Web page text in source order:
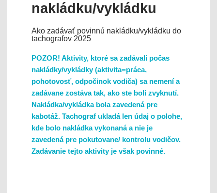
nakládku/vykládku
Ako zadávať povinnú nakládku/vykládku do
tachografov 2025
POZOR! Aktivity, ktoré sa zadávali počas
nakládky/vykládky (aktivita=práca,
pohotovosť, odpočinok vodiča) sa nemení a
zadávane zostáva tak, ako ste boli zvyknutí.
Nakládka/vykládka bola zavedená pre
kabotáž. Tachograf ukladá len údaj o polohe,
kde bolo nakládka vykonaná a nie je
zavedená pre pokutovane/ kontrolu vodičov.
Zadávanie tejto aktivity je však povinné.